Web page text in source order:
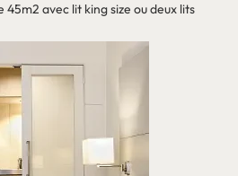
avec lit king size ou deux lits